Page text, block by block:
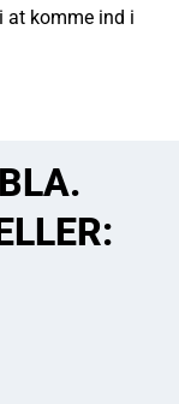
at komme ind i